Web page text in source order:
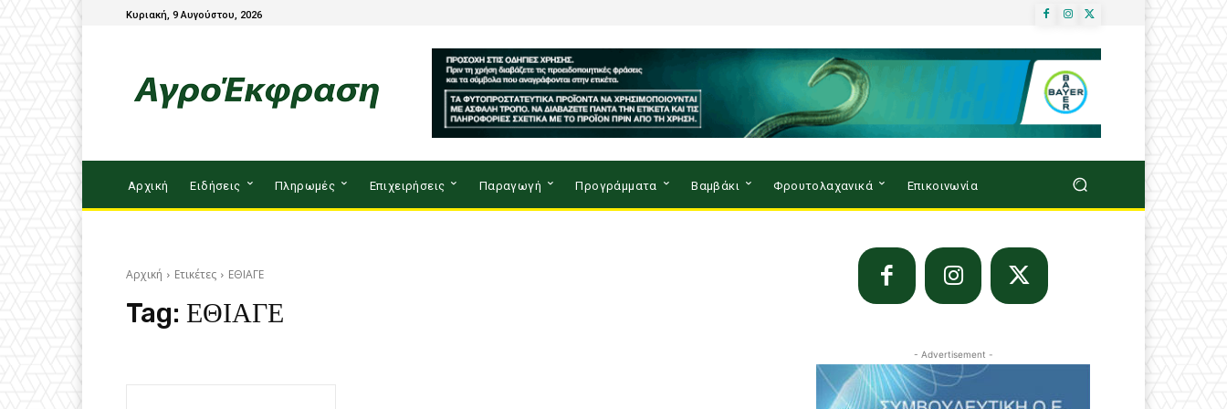
Κυριακή, 9 Αυγούστου, 2026
Αρχική Ειδήσεις Πληρωμές Επιχειρήσεις Παραγωγή Προγράμματα Βαμβάκι Φρουτολαχανικά Επικοινωνία
Αρχική Ετικέτες ΕΘΙΑΓΕ
Tag: ΕΘΙΑΓΕ
- Advertisement -